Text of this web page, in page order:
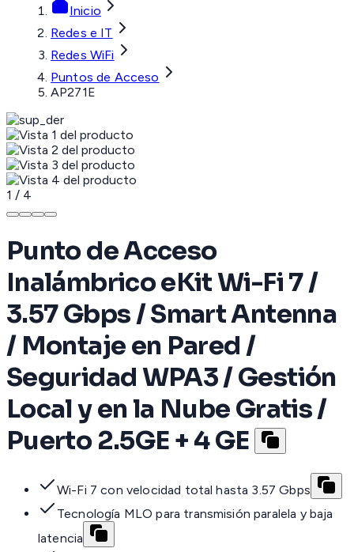
Inicio
Redes e IT
Redes WiFi
Puntos de Acceso
AP271E
1 / 4
Punto de Acceso
Inalámbrico eKit Wi-Fi 7 /
3.57 Gbps / Smart Antenna
/ Montaje en Pared /
Seguridad WPA3 / Gestión
Local y en la Nube Gratis /
Puerto 2.5GE + 4 GE
Wi-Fi 7 con velocidad total hasta 3.57 Gbps
Tecnología MLO para transmisión paralela y baja
latencia